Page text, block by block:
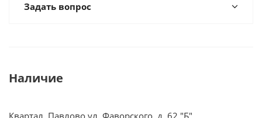
Задать вопрос
Наличие
Квартал, Павлово ул. Фаворского, д. 62 "Б"